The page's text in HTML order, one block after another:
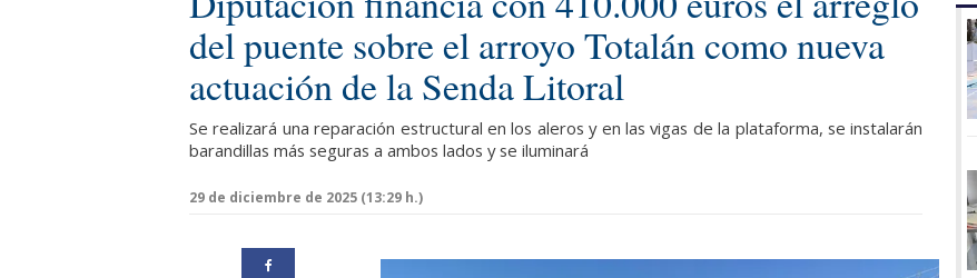
del puente sobre el arroyo Totalán como nueva
actuación de la Senda Litoral
Se realizará una reparación estructural en los aleros y en las vigas de la plataforma, se instalarán
barandillas más seguras a ambos lados y se iluminará
29 de diciembre de 2025 (13:29 h.)